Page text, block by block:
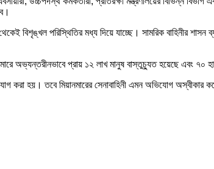
বিশৃঙ্খল পরিস্থিতির মধ্য দিয়ে যাচ্ছে। সামরিক বাহিনীর
অভ্যন্তরীনভাবে প্রায় ১২ লাখ মানুষ বাস্তুচ্যুত হয়েছে এবং ৭০
করা হয়। তবে মিয়ানমারের সেনাবাহিনী এমন অভিযোগ অস্বীকার